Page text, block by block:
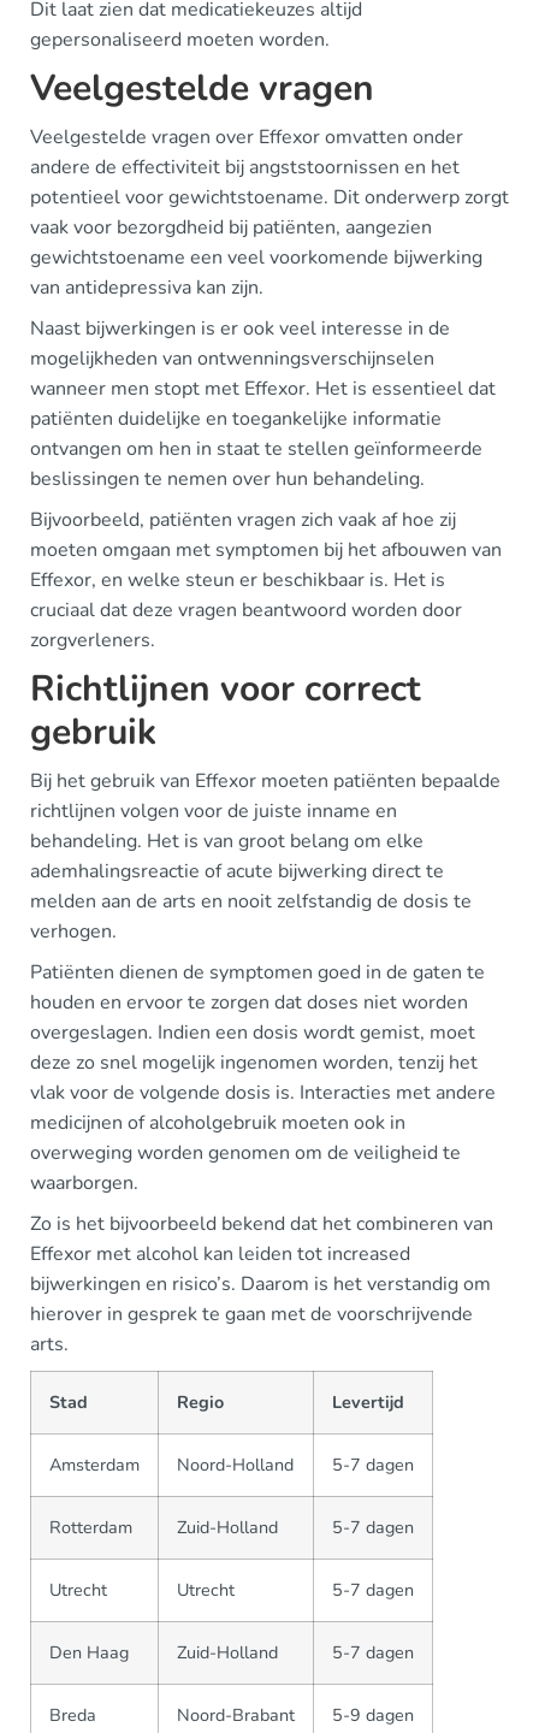
Dit laat zien dat medicatiekeuzes altijd
gepersonaliseerd moeten worden.
Veelgestelde vragen
Veelgestelde vragen over Effexor omvatten onder
andere de effectiviteit bij angststoornissen en het
potentieel voor gewichtstoename. Dit onderwerp zorgt
vaak voor bezorgdheid bij patiënten, aangezien
gewichtstoename een veel voorkomende bijwerking
van antidepressiva kan zijn.
Naast bijwerkingen is er ook veel interesse in de
mogelijkheden van ontwenningsverschijnselen
wanneer men stopt met Effexor. Het is essentieel dat
patiënten duidelijke en toegankelijke informatie
ontvangen om hen in staat te stellen geïnformeerde
beslissingen te nemen over hun behandeling.
Bijvoorbeeld, patiënten vragen zich vaak af hoe zij
moeten omgaan met symptomen bij het afbouwen van
Effexor, en welke steun er beschikbaar is. Het is
cruciaal dat deze vragen beantwoord worden door
zorgverleners.
Richtlijnen voor correct
gebruik
Bij het gebruik van Effexor moeten patiënten bepaalde
richtlijnen volgen voor de juiste inname en
behandeling. Het is van groot belang om elke
ademhalingsreactie of acute bijwerking direct te
melden aan de arts en nooit zelfstandig de dosis te
verhogen.
Patiënten dienen de symptomen goed in de gaten te
houden en ervoor te zorgen dat doses niet worden
overgeslagen. Indien een dosis wordt gemist, moet
deze zo snel mogelijk ingenomen worden, tenzij het
vlak voor de volgende dosis is. Interacties met andere
medicijnen of alcoholgebruik moeten ook in
overweging worden genomen om de veiligheid te
waarborgen.
Zo is het bijvoorbeeld bekend dat het combineren van
Effexor met alcohol kan leiden tot increased
bijwerkingen en risico’s. Daarom is het verstandig om
hierover in gesprek te gaan met de voorschrijvende
arts.
Stad Regio Levertijd
Amsterdam Noord-Holland 5-7 dagen
Rotterdam Zuid-Holland 5-7 dagen
Utrecht Utrecht 5-7 dagen
Den Haag Zuid-Holland 5-7 dagen
Breda Noord-Brabant 5-9 dagen